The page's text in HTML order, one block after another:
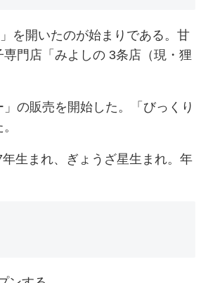
を開いたのが始まりである。甘
門店「みよしの 3条店（現・狸
の販売を開始した。「びっくり
生まれ、ぎょうざ星生まれ。年